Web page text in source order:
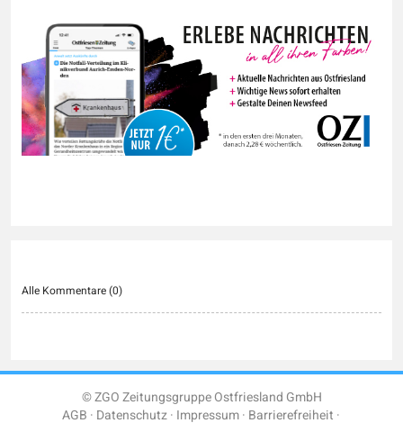
Alle Kommentare (0)
© ZGO Zeitungsgruppe Ostfriesland GmbH
AGB Datenschutz Impressum Barrierefreiheit